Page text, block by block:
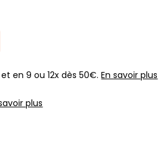
en 9 ou 12x dès 50€.En savoir plus
plus